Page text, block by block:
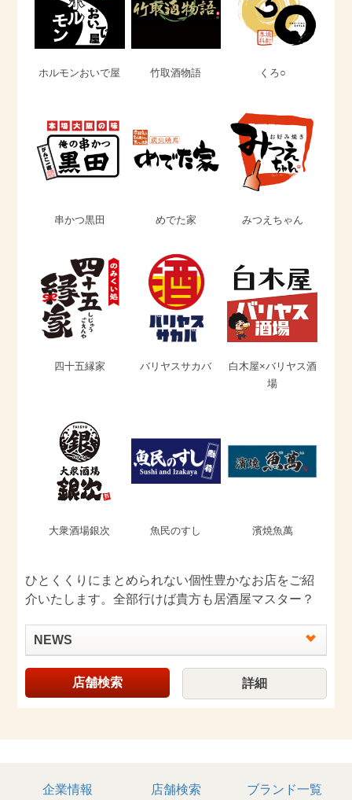
ホルモンおいで屋 竹取酒物語 くろ○
串かつ黒田 めでた家 みつえちゃん
四十五縁家 バリヤスサカバ
白木屋×バリヤス酒
場
大衆酒場銀次 魚民のすし 濱焼魚萬
ひとくくりにまとめられない個性豊かなお店をご紹
介いたします。全部行けば貴方も居酒屋マスター？
NEWS
店舗検索 詳細
企業情報 店舗検索 ブランド一覧